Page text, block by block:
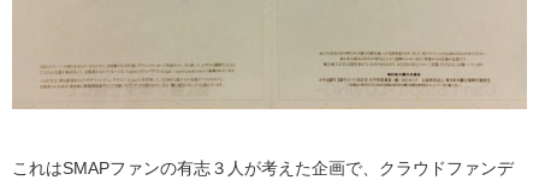
これはSMAPファンの有志３人が考えた企画で、クラウドファンデ